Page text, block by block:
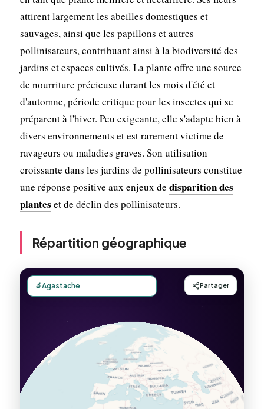
attirent largement les abeilles domestiques et
sauvages, ainsi que les papillons et autres
pollinisateurs, contribuant ainsi à la biodiversité des
jardins et espaces cultivés. La plante offre une source
de nourriture précieuse durant les mois d'été et
d'automne, période critique pour les insectes qui se
préparent à l'hiver. Peu exigeante, elle s'adapte bien à
divers environnements et est rarement victime de
ravageurs ou maladies graves. Son utilisation
croissante dans les jardins de pollinisateurs constitue
une réponse positive aux enjeux de disparition des
plantes et de déclin des pollinisateurs.
Répartition géographique